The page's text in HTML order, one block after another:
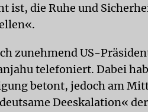
ist, die Ruhe und
zunehmend US-
telefoniert. Dabei
betont, jedoch am
Deeskalation«